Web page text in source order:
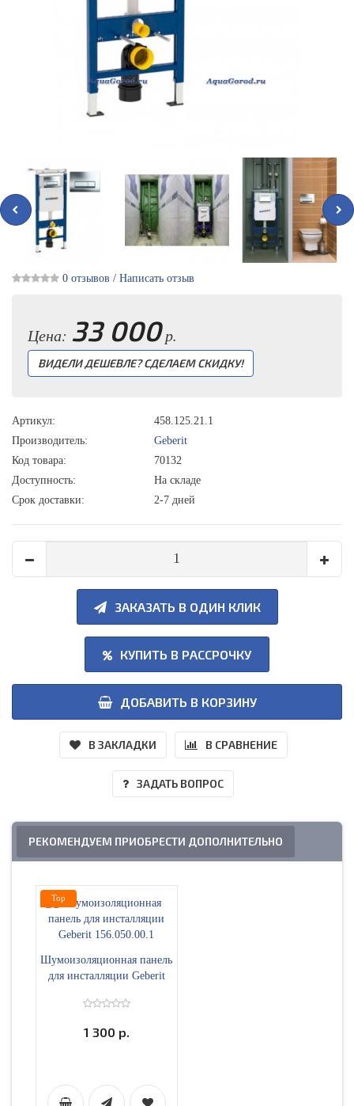
0 отзывов / Написать отзыв
Цена: 33 000р.
ВИДЕЛИ ДЕШЕВЛЕ? СДЕЛАЕМ СКИДКУ!
Артикул:
458.125.21.1
Производитель:
Geberit
Код товара:
70132
Доступность:
На складе
Срок доставки:
2-7 дней
ЗАКАЗАТЬ В ОДИН КЛИК
КУПИТЬ В РАССРОЧКУ
ДОБАВИТЬ В КОРЗИНУ
В ЗАКЛАДКИ В СРАВНЕНИЕ
ЗАДАТЬ ВОПРОС
РЕКОМЕНДУЕМ ПРИОБРЕСТИ ДОПОЛНИТЕЛЬНО
Шумоизоляционная панель
для инсталляции Geberit
1 300 р.
Top